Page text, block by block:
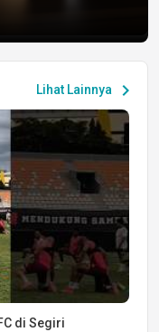
Lihat Lainnya chevron_right
di Segiri